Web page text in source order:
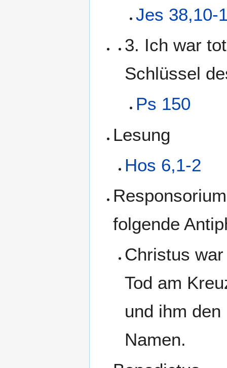
Jes 38,10-
3. Ich war
Schlüssel
Ps 150
Lesung
Hos 6,1-2
folgende
Christus
Tod am
und ihm
Namen.